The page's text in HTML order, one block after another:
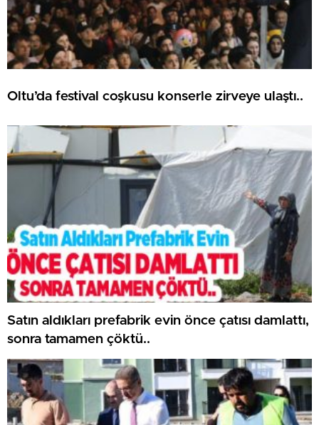
Oltu’da festival coşkusu konserle zirveye ulaştı..
Satın aldıkları prefabrik evin önce çatısı damlattı,
sonra tamamen çöktü..